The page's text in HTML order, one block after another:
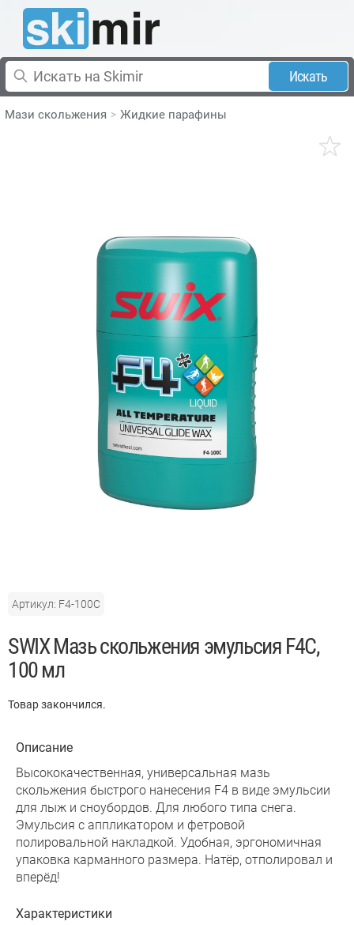
Искать
Мази скольжения Жидкие парафины
Артикул: F4-100C
SWIX Мазь скольжения эмульсия F4C,
100 мл
Товар закончился.
Описание
Высококачественная, универсальная мазь
скольжения быстрого нанесения F4 в виде эмульсии
для лыж и сноубордов. Для любого типа снега.
Эмульсия с аппликатором и фетровой
полировальной накладкой. Удобная, эргономичная
упаковка карманного размера. Натёр, отполировал и
вперёд!
Характеристики